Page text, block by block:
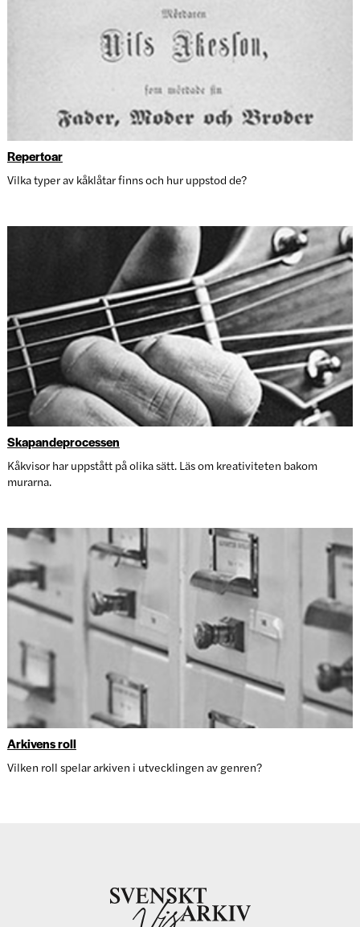
Repertoar
Vilka typer av kåklåtar finns och hur uppstod de?
Skapandeprocessen
Kåkvisor har uppstått på olika sätt. Läs om kreativiteten bakom
murarna.
Arkivens roll
Vilken roll spelar arkiven i utvecklingen av genren?